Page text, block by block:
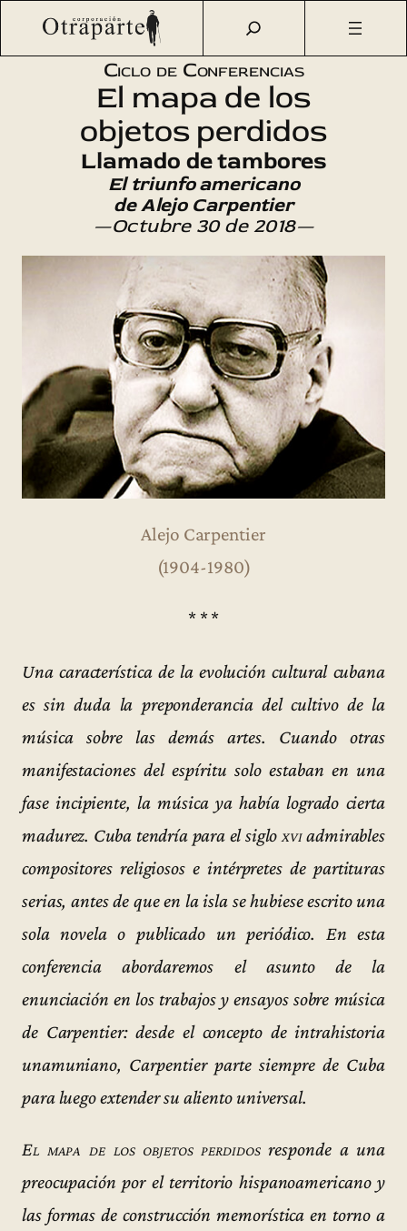
Saltar
Otraparte.org/Agenda Cultural Literatura
Llamado de
Ciclo de Conferencias
El mapa de los
objetos perdidos
Llamado de tambores
El triunfo americano
de Alejo Carpentier
—Octubre 30 de 2018—
Alejo Carpentier
(1904-1980)
* * *
Una característica de la evolución cultural cubana
es sin duda la preponderancia del cultivo de la
música sobre las demás artes. Cuando otras
manifestaciones del espíritu solo estaban en una
fase incipiente, la música ya había logrado cierta
madurez. Cuba tendría para el siglo xviadmirables
compositores religiosos e intérpretes de partituras
serias, antes de que en la isla se hubiese escrito una
sola novela o publicado un periódico. En esta
conferencia abordaremos el asunto de la
enunciación en los trabajos y ensayos sobre música
de Carpentier: desde el concepto de intrahistoria
unamuniano, Carpentier parte siempre de Cuba
para luego extender su aliento universal.
El mapa de los objetos perdidosresponde a una
preocupación por el territorio hispanoamericano y
las formas de construcción memorística en torno a